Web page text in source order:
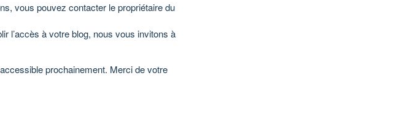
vous pouvez contacter le propriétaire du
l’accès à votre blog, nous vous invitons à
prochainement. Merci de votre